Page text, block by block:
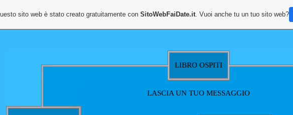
LIBRO OSPITI
LASCIA UN TUO MESSAGGIO
sito web è stato creato gratuitamente conSitoWebFaiDate.it. Vuoi anche tu un tuo sito web?